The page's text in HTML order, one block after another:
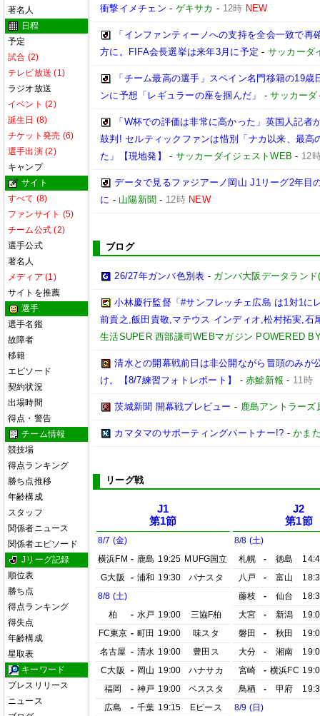
著名人
日程
予定
試合 (2)
テレビ放送 (1)
ラジオ放送
イベント (2)
誕生日 (8)
チケット発売 (6)
選手出演 (2)
キャンプ
サイト
すべて (8)
ファンサイト (5)
チーム公式 (2)
選手公式
著名人
メディア (1)
サイトを推薦
選手
選手名鑑
故障者
移籍
エピソード
契約状況
出場時間
得点・警告
チーム情報
競技場
得点ランキング
勝ち点推移
年齢構成
スタッフ
関係者ニュース
関係者エピソード
Jリーグ記録
順位表
勝ち点
得点ランキング
得失点
年齢構成
星取表
キーワード
プレスリリース
ニュース
衝撃イメチェン - ゲキサカ - 12時 NEW
「インファンティーノへの支持を全会一致で
方に。FIFA会長選挙は来年3月に予定 - サッカーダ
「チーム最高の選手」スペイン名門移籍の19
ンに予想「レギュラーの座を掴んだ」
-サッカー
「W杯での評価は非常に高かった」英国人記者
鼓判! セルティックファンは惜別「ナカ以来、最高
た」【現地発】
- サッカーダイジェストWEB - 12
データで見るファジアーノ岡山 J1リーグ2年目
に - 山陽新聞 - 12時 NEW
ブログ
26/27年ガンバ色別表 - ガンバ大阪データラン
小林慶行監督「#サンフレッチェ広島 は1対1に
前貴之,飯田貴敬,マテウス インディオ,松村拓実,石
生活SUPER 西部謙司WEBマガジン POWERED
清水との開幕戦前日は非公開ながら冒頭のみが
け。【8/7練習フォトレポート】
-赤鯱新報 - 11時
茨城新聞 開幕戦プレビュー - 鹿島アントラーズ
カマタマのサポーティングパートナー!? -かま
リーグ戦
J1
第1節
8/7 (金)
横浜FM - 鹿島 19:25 MUFG国立
G大阪
- 浦和 19:30
パナスタ
8/8 (土)
柏
- 水戸 19:00
三協F柏
FC東京 - 町田 19:00
味スタ
名古屋 - 清水 19:00
豊田ス
C大阪
- 岡山 19:00
ハナサカ
福岡
- 神戸 19:00
ベススタ
広島
- 千葉 19:15
Eピース
J2
第1節
8/8 (土)
札幌
- 徳島
八戸
- 富山
藤枝
- 仙台
大宮
- 新潟
磐田
- 秋田
大分
- 湘南
宮崎
- 横浜FC
鳥栖
- 甲府
8/9 (日)